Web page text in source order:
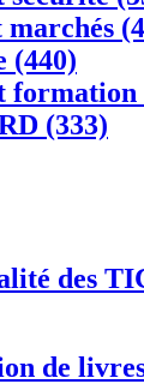
(440)
formation
(333)
des
de